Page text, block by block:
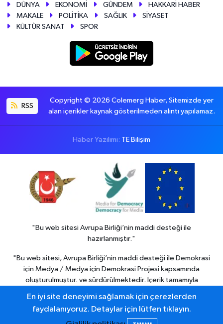
DÜNYA EKONOMİ GÜNDEM
HAKKARİ HABER
MAKALE
POLİTİKA SAĞLIK
SİYASET
KÜLTÜR SANAT
SPOR
RSS
Copyright © 2026 Colemerg Haber, Sitemizde yer
alan içerikler kaynak gösterilmeden alıntı yapılamaz.
Haber Yazılımı: TE Bilişim
"Bu web sitesi Avrupa Birliği’nin maddi desteği ile
hazırlanmıştır."
"Bu web sitesi, Avrupa Birliği’nin maddi desteği ile Demokrasi
için Medya / Medya için Demokrasi Projesi kapsamında
oluşturulmuştur. ve sürdürülmektedir. İçerik tamamıyla
görüşlerini yansıtmak zorunda değildir."
En iyi site deneyimi sağlamak için çerezlerden
faydalanıyoruz. Detaylar için lütfen tıklayın.